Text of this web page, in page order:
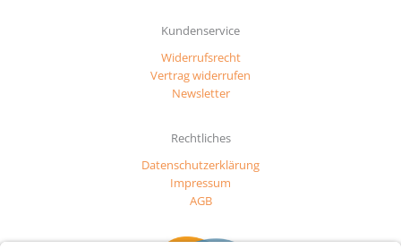
Kundenservice
Widerrufsrecht
Vertrag widerrufen
Newsletter
Rechtliches
Datenschutzerklärung
Impressum
AGB